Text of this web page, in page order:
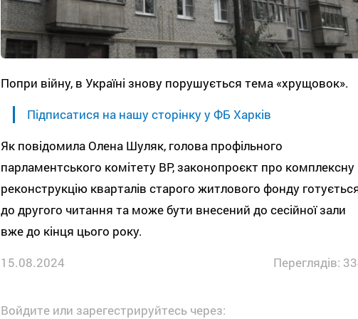
Попри війну, в Україні знову порушується тема «хрущовок».
Підписатися на нашу сторінку у ФБ Харків
Як повідомила Олена Шуляк, голова профільного
парламентського комітету ВР, законопроєкт про комплексну
реконструкцію кварталів старого житлового фонду
до другого читання та може бути внесений до сесійної зали
вже до кінця цього року.
15.08.2024
Переглядів:
Войдите или зарегестрируйтесь через: